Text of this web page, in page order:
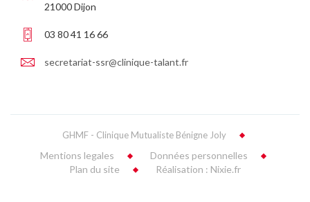
21000 Dijon
03 80 41 16 66
secretariat-ssr@clinique-talant.fr
GHMF - Clinique Mutualiste Bénigne Joly
Mentions legales
Données personnelles
Plan du site
Réalisation : Nixie.fr